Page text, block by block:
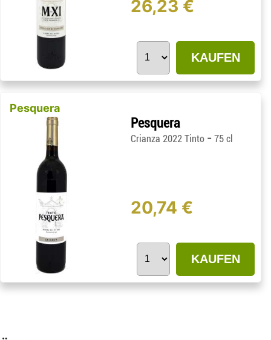
26,23 €
KAUFEN
Pesquera
Pesquera
Crianza 2022 Tinto -75 cl
20,74 €
KAUFEN